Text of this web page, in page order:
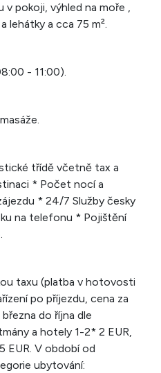
v pokoji, výhled na moře ,
lehátky a cca 75 m².
- 11:00).
třídě včetně tax a
* Počet nocí a
* 24/7 Služby česky
na telefonu * Pojištění
taxu (platba v hotovosti
po příjezdu, cena za
do října dle
a hotely 1-2* 2 EUR,
EUR. V období od
ubytování: